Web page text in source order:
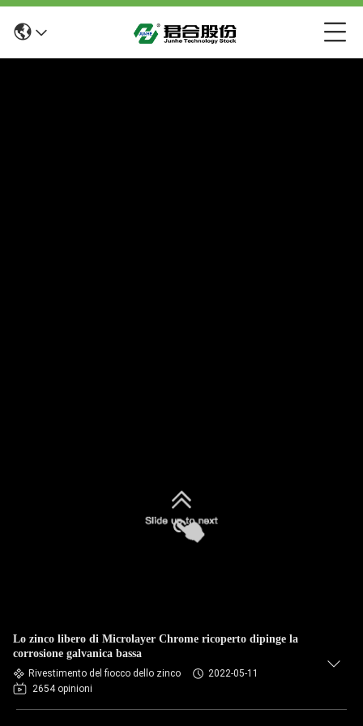
Lo zinco libero di Microlayer Chrome ricoperto dipinge la
corrosione galvanica bassa
Rivestimento del fiocco dello zinco
2022-05-11
2654 opinioni